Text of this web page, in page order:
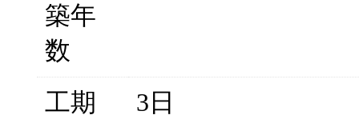
築年
数
工期
3日